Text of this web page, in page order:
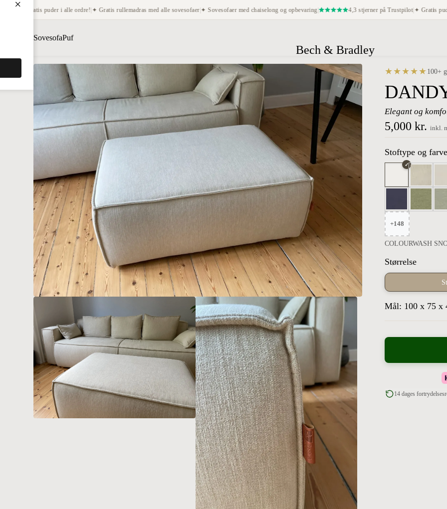
puder i alle ordre!| ✦ Gratis rullemadras med alle sovesofaer| ✦ Sovesofaer med chaiselong og opbevaring | 4,3 stjerner på Trustpilot|✦ Gratis puder i alle
×
SovesofaPuf
Bech & Bradley
★★★★★ 100+
Elegant og
5,000 kr. inkl.
Stoftype og farve
✓
+148
COLOURWASH
Størrelse
Mål: 100 x 75 x
14 dages